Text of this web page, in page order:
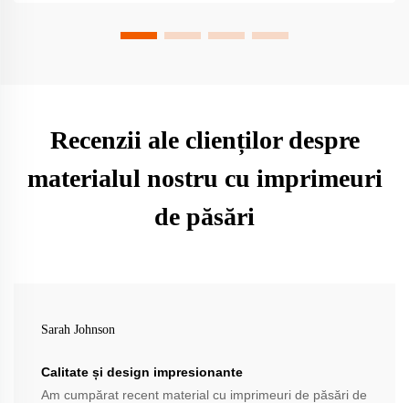
Recenzii ale clienților despre
materialul nostru cu imprimeuri
de păsări
Sarah Johnson
Calitate și design impresionante
Am cumpărat recent material cu imprimeuri de păsări de